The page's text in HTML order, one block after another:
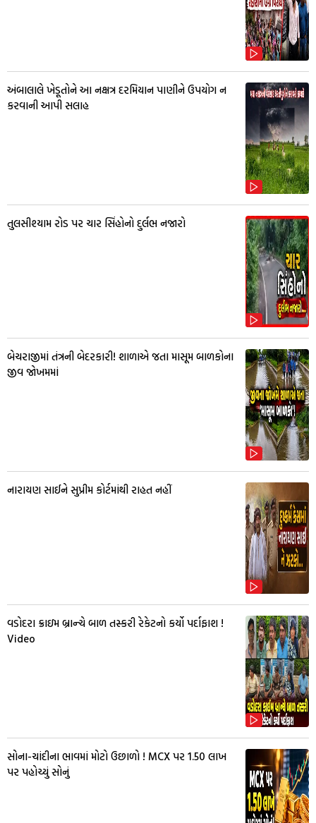
અંબાલાલે ખેડૂતોને આ નક્ષત્ર દરમિયાન પાણીને ઉપયોગ ન
કરવાની આપી સલાહ
તુલસીશ્યામ રોડ પર ચાર સિંહોનો દુર્લભ નજારો
બેચરાજીમાં તંત્રની બેદરકારી! શાળાએ જતા માસૂમ બાળકોના
જીવ જોખમમાં
નારાયણ સાઈને સુપ્રીમ કોર્ટમાંથી રાહત નહીં
વડોદરા ક્રાઇમ બ્રાન્ચે બાળ તસ્કરી રેકેટનો કર્યો પર્દાફાશ !
Video
સોના-ચાંદીના ભાવમાં મોટો ઉછાળો ! MCX પર ₹1.50 લાખ
પર પહોચ્યું સોનું